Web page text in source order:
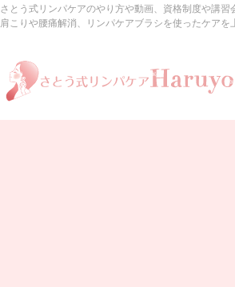
さとう式リンパケアのやり方や動画、資格制度や講
肩こりや腰痛解消、リンパケアブラシを使ったケア